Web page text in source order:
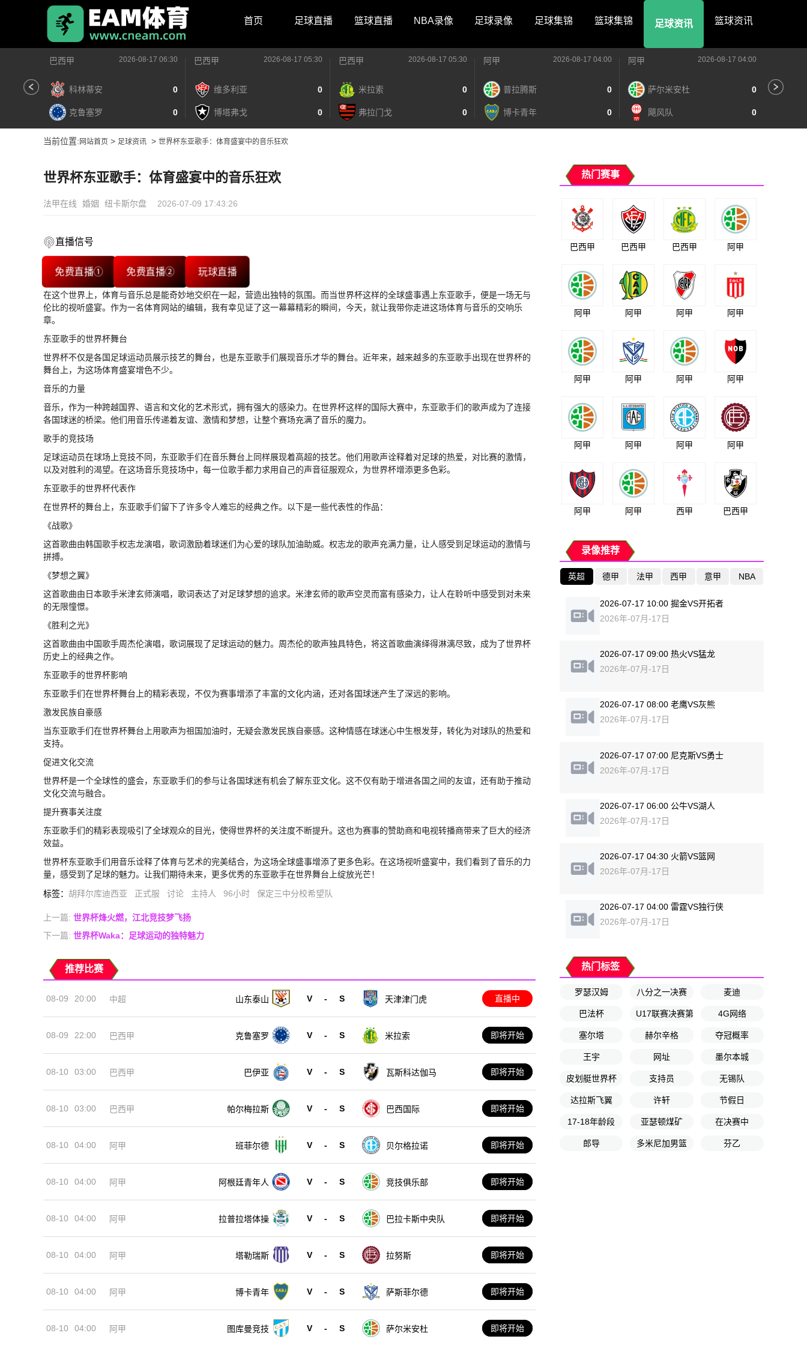
首页 足球直播 篮球直播 NBA录像 足球录像 足球集锦 篮球集锦 足球资讯 篮球资讯
巴西甲 2026-08-17 06:30
科林蒂安 0
克鲁塞罗 0
巴西甲 2026-08-17 05:30
维多利亚 0
博塔弗戈 0
巴西甲 2026-08-17 05:30
米拉索 0
弗拉门戈 0
阿甲 2026-08-17 04:00
普拉腾斯 0
博卡青年 0
阿甲 2026-08-17 04:00
萨尔米安杜 0
飓风队 0
当前位置: 网站首页 > 足球资讯 > 世界杯东亚歌手：体育盛宴中的音乐狂欢
世界杯东亚歌手：体育盛宴中的音乐狂欢
法甲在线 婚姻 纽卡斯尔盘 2026-07-09 17:43:26
直播信号
免费直播① 免费直播② 玩球直播
在这个世界上，体育与音乐总是能奇妙地交织在一起，营造出独特的氛围。而当世界杯这样的全球盛事遇上东亚歌手，便是一场无与
伦比的视听盛宴。作为一名体育网站的编辑，我有幸见证了这一幕幕精彩的瞬间，今天，就让我带你走进这场体育与音乐的交响乐
章。
东亚歌手的世界杯舞台
世界杯不仅是各国足球运动员展示技艺的舞台，也是东亚歌手们展现音乐才华的舞台。近年来，越来越多的东亚歌手出现在世界杯的
舞台上，为这场体育盛宴增色不少。
音乐的力量
音乐，作为一种跨越国界、语言和文化的艺术形式，拥有强大的感染力。在世界杯这样的国际大赛中，东亚歌手们的歌声成为了连接
各国球迷的桥梁。他们用音乐传递着友谊、激情和梦想，让整个赛场充满了音乐的魔力。
歌手的竞技场
足球运动员在球场上竞技不同，东亚歌手们在音乐舞台上同样展现着高超的技艺。他们用歌声诠释着对足球的热爱，对比赛的激情，
以及对胜利的渴望。在这场音乐竞技场中，每一位歌手都力求用自己的声音征服观众，为世界杯增添更多色彩。
东亚歌手的世界杯代表作
在世界杯的舞台上，东亚歌手们留下了许多令人难忘的经典之作。以下是一些代表性的作品：
《战歌》
这首歌曲由韩国歌手权志龙演唱，歌词激励着球迷们为心爱的球队加油助威。权志龙的歌声充满力量，让人感受到足球运动的激情与
拼搏。
《梦想之翼》
这首歌曲由日本歌手米津玄师演唱，歌词表达了对足球梦想的追求。米津玄师的歌声空灵而富有感染力，让人在聆听中感受到对未来
的无限憧憬。
《胜利之光》
这首歌曲由中国歌手周杰伦演唱，歌词展现了足球运动的魅力。周杰伦的歌声独具特色，将这首歌曲演绎得淋漓尽致，成为了世界杯
历史上的经典之作。
东亚歌手的世界杯影响
东亚歌手们在世界杯舞台上的精彩表现，不仅为赛事增添了丰富的文化内涵，还对各国球迷产生了深远的影响。
激发民族自豪感
当东亚歌手们在世界杯舞台上用歌声为祖国加油时，无疑会激发民族自豪感。这种情感在球迷心中生根发芽，转化为对球队的热爱和
支持。
促进文化交流
世界杯是一个全球性的盛会，东亚歌手们的参与让各国球迷有机会了解东亚文化。这不仅有助于增进各国之间的友谊，还有助于推动
文化交流与融合。
提升赛事关注度
东亚歌手们的精彩表现吸引了全球观众的目光，使得世界杯的关注度不断提升。这也为赛事的赞助商和电视转播商带来了巨大的经济
效益。
世界杯东亚歌手们用音乐诠释了体育与艺术的完美结合，为这场全球盛事增添了更多色彩。在这场视听盛宴中，我们看到了音乐的力
量，感受到了足球的魅力。让我们期待未来，更多优秀的东亚歌手在世界舞台上绽放光芒！
标签： 胡拜尔库迪西亚 正式服 讨论 主持人 96小时 保定三中分校希望队
上一篇: 世界杯烽火燃，江北竞技梦飞扬
下一篇: 世界杯Waka：足球运动的独特魅力
推荐比赛
08-09 20:00 中超 山东泰山 V - S 天津津门虎 直播中
08-09 22:00 巴西甲 克鲁塞罗 V - S 米拉索 即将开始
08-10 03:00 巴西甲 巴伊亚 V - S 瓦斯科达伽马 即将开始
08-10 03:00 巴西甲 帕尔梅拉斯 V - S 巴西国际 即将开始
08-10 04:00 阿甲 班菲尔德 V - S 贝尔格拉诺 即将开始
08-10 04:00 阿甲 阿根廷青年人 V - S 竞技俱乐部 即将开始
08-10 04:00 阿甲 拉普拉塔体操 V - S 巴拉卡斯中央队 即将开始
08-10 04:00 阿甲 塔勒瑞斯 V - S 拉努斯 即将开始
08-10 04:00 阿甲 博卡青年 V - S 萨斯菲尔德 即将开始
08-10 04:00 阿甲 图库曼竞技 V - S 萨尔米安杜 即将开始
热门赛事
巴西甲 巴西甲 巴西甲 阿甲
阿甲 阿甲 阿甲 阿甲
阿甲 阿甲 阿甲 阿甲
阿甲 阿甲 阿甲 阿甲
阿甲 阿甲 西甲 巴西甲
录像推荐
英超 德甲 法甲 西甲 意甲 NBA
2026-07-17 10:00 掘金VS开拓者
2026年-07月-17日
2026-07-17 09:00 热火VS猛龙
2026年-07月-17日
2026-07-17 08:00 老鹰VS灰熊
2026年-07月-17日
2026-07-17 07:00 尼克斯VS勇士
2026年-07月-17日
2026-07-17 06:00 公牛VS湖人
2026年-07月-17日
2026-07-17 04:30 火箭VS篮网
2026年-07月-17日
2026-07-17 04:00 雷霆VS独行侠
2026年-07月-17日
热门标签
罗瑟汉姆 八分之一决赛 麦迪
巴法杯 U17联赛决赛第7轮 4G网络
塞尔塔 赫尔辛格 夺冠概率
王宇 网址 墨尔本城
皮划艇世界杯 支持员 无锡队
达拉斯飞翼 许轩 节假日
17-18年龄段 亚瑟顿煤矿 在决赛中
郎导 多米尼加男篮 芬乙